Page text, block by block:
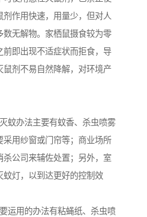
剂作用快速，用量少，但对人
数无解物。家栖鼠摄食较为零
即出现不适症状而拒食，导
鼠剂不易自然降解，对环境产
蚊办法主要有蚊香、杀虫喷雾
用纱窗或门帘等；商业场所
杀公司来辅佐处置；另外，室
蚊灯，以到达更好的控制效
运用的办法有粘蝇纸、杀虫喷